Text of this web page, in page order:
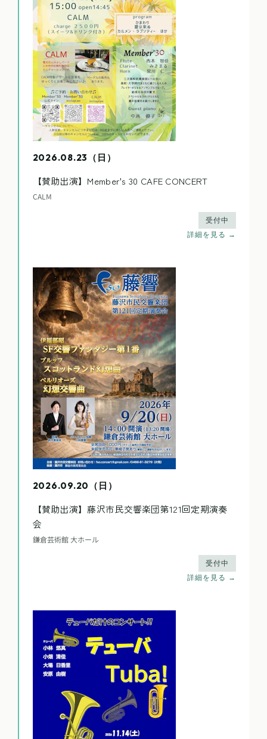
2026.08.23（日）
【賛助出演】Member's 30 CAFE CONCERT
CALM
受付中
詳細を見る →
2026.09.20（日）
【賛助出演】藤沢市民交響楽団第121回定期演奏
会
鎌倉芸術館 大ホール
受付中
詳細を見る →